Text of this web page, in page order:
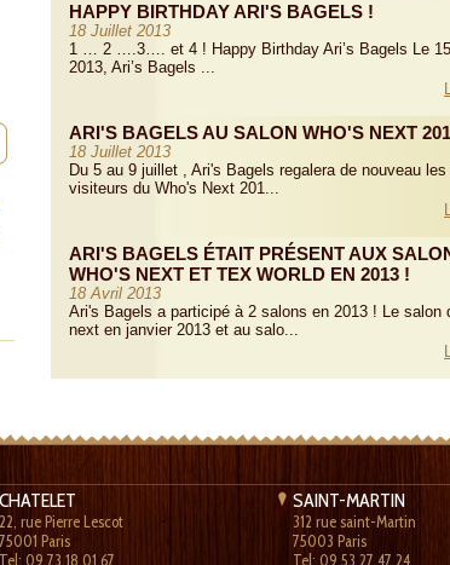
HAPPY BIRTHDAY ARI'S BAGELS !
18 Juillet 2013
1 … 2 ….3…. et 4 ! Happy Birthday Ari’s Bagels Le
2013, Ari’s Bagels ...
ARI'S BAGELS AU SALON WHO'S NEXT
18 Juillet 2013
Du 5 au 9 juillet , Ari's Bagels regalera de nouveau
visiteurs du Who's Next 201...
ARI'S BAGELS ÉTAIT PRÉSENT AUX
WHO'S NEXT ET TEX WORLD EN 2013 !
18 Avril 2013
Ari's Bagels a participé à 2 salons en 2013 ! Le salon
next en janvier 2013 et au salo...
CHATELET
22, rue Pierre Lescot
75001 Paris
Tel: 09.73.18.01.67
SAINT-MARTIN
312 rue saint-Martin
75003 Paris
Tel: 09.53.27.47.24